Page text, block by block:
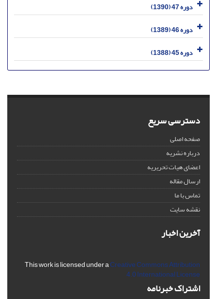
دوره 47 (1390)
دوره 46 (1389)
دوره 45 (1388)
دسترسی سریع
صفحه اصلی
درباره نشریه
اعضای هیات تحریریه
ارسال مقاله
تماس با ما
نقشه سایت
آخرین اخبار
This work is licensed under aCreative Commons Attribution
4.0 International License
اشتراک خبرنامه